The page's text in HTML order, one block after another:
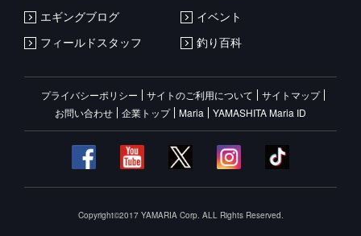
エギングブログ
イベント
フィールドスタッフ
釣り百科
プライバシーポリシー サイトのご利用について
サイトマップ
お問い合わせ
企業トップ Maria YAMASHITA Maria ID
Copyright©2017 YAMARIA Corp. ALL Rights Reserved.